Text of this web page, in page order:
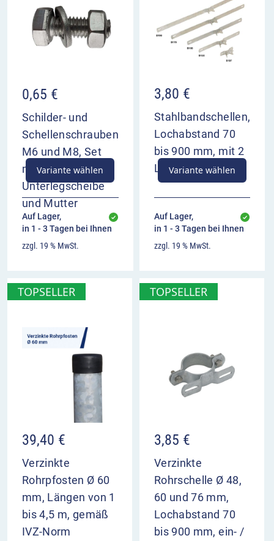
Fahrzeuge freigegeben werden. Der Radverkehr
darf nicht gefährdet oder behindert werden.
Fahrradstraßen werden im
dort eingerichtet, wo eine hohe Fahrraddichte
herrscht oder zu erwarten ist.
VZ 244.1 Beginn einer Fahrradstraße im
Überblick
kennzeichnet den Beginn einer Fahrradstraße
zugelassen sind grundsätzlich nur Fahrräder
und Elektrokleinstfahrzeuge
Verkehrsverbot für anderen Fahrzeugverkehr
Freigabe für anderen Fahrverkehr
ausnahmsweise durch Zusatzzeichen möglich
0,65 €
Schilder- und
Schellenschrauben
M6 und M8, Set
mit Schraube,
Unterlegscheibe
und Mutter
Variante wählen
Auf Lager,
in 1 - 3 Tagen bei Ihnen
zzgl. 19 % MwSt.
3,80 €
Stahlbandschellen,
Lochabstand 70
bis 900 mm, mit 2
Langlöchern
Variante wählen
Auf Lager,
in 1 - 3 Tagen bei Ihnen
zzgl. 19 % MwSt.
TOPSELLER
39,40 €
Verzinkte
Rohrpfosten Ø 60
mm, Längen von 1
bis 4,5 m, gemäß
IVZ-Norm
TOPSELLER
3,85 €
Verzinkte
Rohrschelle Ø 48,
60 und 76 mm,
Lochabstand 70
bis 900 mm, ein- /